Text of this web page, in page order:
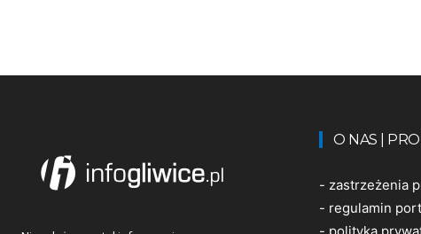
O NAS |
- zastrzeżenia
- regulamin